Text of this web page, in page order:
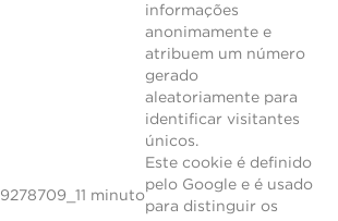
informações
anonimamente e
atribuem um número
gerado
aleatoriamente para
identificar visitantes
únicos.
1 minuto
Este cookie é definido
pelo Google e é usado
para distinguir os